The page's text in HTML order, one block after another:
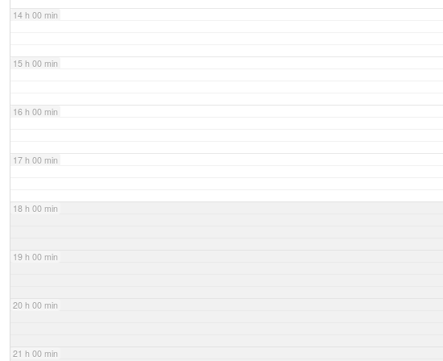
14 h 00 min
15 h 00 min
16 h 00 min
17 h 00 min
18 h 00 min
19 h 00 min
20 h 00 min
21 h 00 min